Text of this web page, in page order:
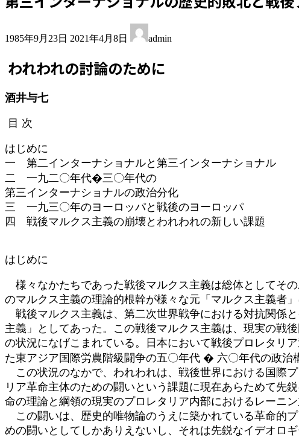
1985年9月23日 終
新
2021年4月8日 admin
われわれの討論のために
酒井与七
目 次
はじめに
一 第二インターナショナルと第三インターナショナル
二 一九二〇年代�三〇年代の
第三インターナショナルの政治分化
三 一九三〇年のヨーロッパと戦後のヨーロッパ
四 戦後マルクス主義の崩壊とわれわれの新しい課題
はじめに
様々なかたちであった戦後マルクス主義は総体としてそ
のマルクス主義の理論的根幹が様々な元「マルクス主義者
戦後マルクス主義は、第二次世界戦争における対抗関係
主義」としてあった。この戦後マルクス主義は、現実の戦
の状況になげこまれている。日本において戦後プロレタリ
た東アジア国際労農階級闘争の五〇年代 � 六〇年代の政治
この状況のなかで、われわれは、戦後世界における国際
リア革命主体のための闘いという課題に現在あらためて先
命の理論と綱領の現実のプロレタリア内部におけるレーニ
この闘いは、歴史的唯物論のうえに築かれている革命的
めの闘いとしてしかありえないし、それは先鋭なイデオロ